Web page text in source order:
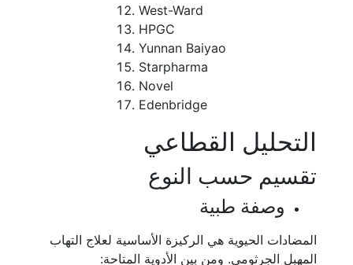
West-Ward
HPGC
Yunnan Baiyao
Starpharma
Novel
Edenbridge
التحليل القطاعي
تقسيم حسب النوع
وصفة طبية
المضادات الحيوية هي الركيزة الأساسية لعلاج التهاب
المهبل الجرثومي. ومن بين الأدوية المتاحة: